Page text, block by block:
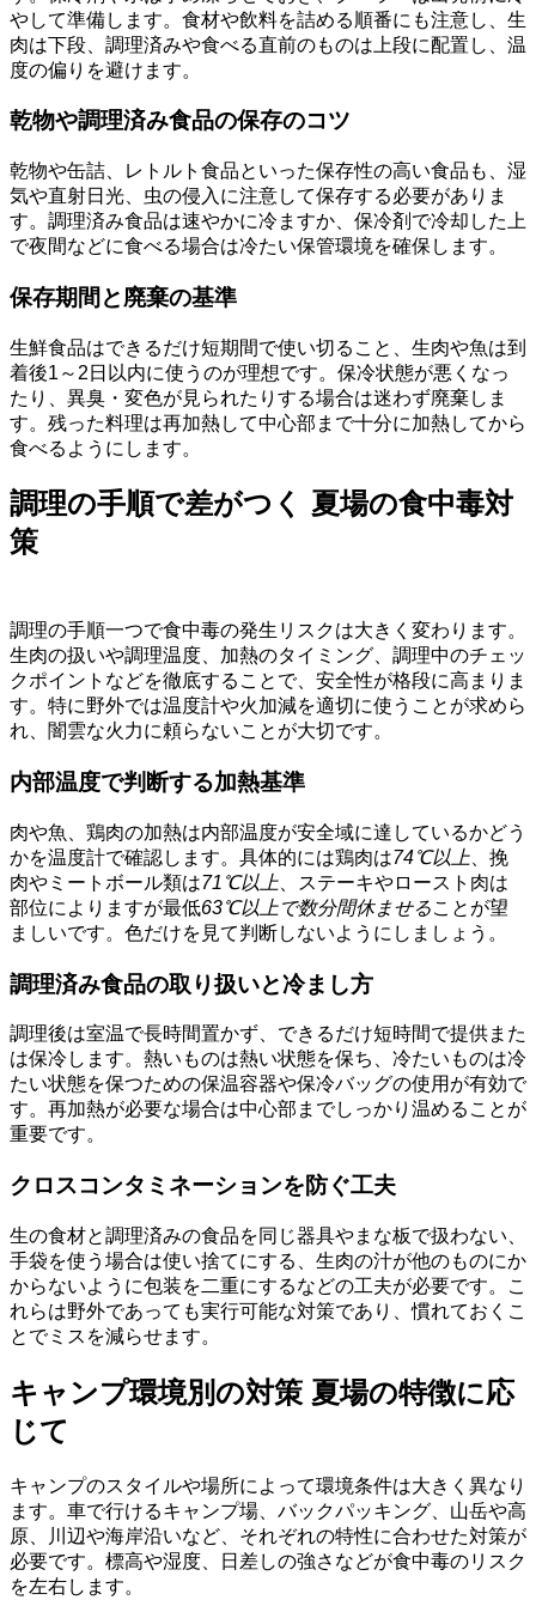
やして準備します。食材や飲料を詰める順番にも注意し、生
肉は下段、調理済みや食べる直前のものは上段に配置し、温
度の偏りを避けます。
乾物や調理済み食品の保存のコツ
乾物や缶詰、レトルト食品といった保存性の高い食品も、湿
気や直射日光、虫の侵入に注意して保存する必要がありま
す。調理済み食品は速やかに冷ますか、保冷剤で冷却した上
で夜間などに食べる場合は冷たい保管環境を確保します。
保存期間と廃棄の基準
生鮮食品はできるだけ短期間で使い切ること、生肉や魚は到
着後1～2日以内に使うのが理想です。保冷状態が悪くなっ
たり、異臭・変色が見られたりする場合は迷わず廃棄しま
す。残った料理は再加熱して中心部まで十分に加熱してから
食べるようにします。
調理の手順で差がつく 夏場の食中毒対
策
調理の手順一つで食中毒の発生リスクは大きく変わります。
生肉の扱いや調理温度、加熱のタイミング、調理中のチェッ
クポイントなどを徹底することで、安全性が格段に高まりま
す。特に野外では温度計や火加減を適切に使うことが求めら
れ、闇雲な火力に頼らないことが大切です。
内部温度で判断する加熱基準
肉や魚、鶏肉の加熱は内部温度が安全域に達しているかどう
かを温度計で確認します。具体的には鶏肉は74℃以上 、挽
肉やミートボール類は71℃以上 、ステーキやロースト肉は
部位によりますが最低63℃以上で数分間休ませることが望
ましいです。色だけを見て判断しないようにしましょう。
調理済み食品の取り扱いと冷まし方
調理後は室温で長時間置かず、できるだけ短時間で提供また
は保冷します。熱いものは熱い状態を保ち、冷たいものは冷
たい状態を保つための保温容器や保冷バッグの使用が有効で
す。再加熱が必要な場合は中心部までしっかり温めることが
重要です。
クロスコンタミネーションを防ぐ工夫
生の食材と調理済みの食品を同じ器具やまな板で扱わない、
手袋を使う場合は使い捨てにする、生肉の汁が他のものにか
からないように包装を二重にするなどの工夫が必要です。こ
れらは野外であっても実行可能な対策であり、慣れておくこ
とでミスを減らせます。
キャンプ環境別の対策 夏場の特徴に応
じて
キャンプのスタイルや場所によって環境条件は大きく異なり
ます。車で行けるキャンプ場、バックパッキング、山岳や高
原、川辺や海岸沿いなど、それぞれの特性に合わせた対策が
必要です。標高や湿度、日差しの強さなどが食中毒のリスク
を左右します。